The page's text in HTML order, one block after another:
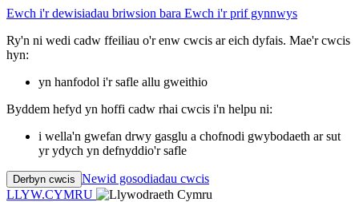
Ewch i'r dewisiadau briwsion bara Ewch i'r prif gynnwys
Ry'n ni wedi cadw ffeiliau o'r enw cwcis ar eich dyfais. Mae'r cwcis
hyn:
yn hanfodol i'r safle allu gweithio
Byddem hefyd yn hoffi cadw rhai cwcis i'n helpu ni:
i wella'n gwefan drwy gasglu a chofnodi gwybodaeth ar sut
yr ydych yn defnyddio'r safle
Derbyn cwcis Newid gosodiadau cwcis
LLYW.CYMRU